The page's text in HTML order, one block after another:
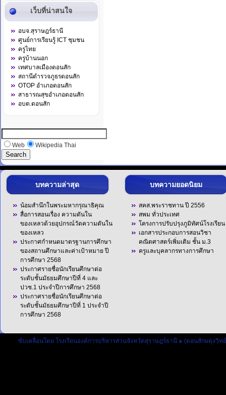
เว็บที่น่าสนใจ
อบจ.สุราษฎร์ธานี
ศูนย์การเรียนรู้ ICT ชุมชน
ครูไทย
ครูบ้านนอก
เทศบาลเมืองดอนสัก
สถานีตำรวจภูธรดอนสัก
OTOP อำเภอดอนสัก
สาธารณสุขอำเภอดอนสัก
อบต.ดอนสัก
Web Wikipedia Thai
บทความล่าสุด
น้อมสำนึกในพระมหากรุณาธิคุณ
สื่อการสอนเรื่อง ความดันใน
ของเหลวด้วยอุปกรณ์วัดความดันใน
ของเหลว
ประกาศกำหนดมาตรฐานการศึกษา
ของสถานศึกษาและค่าเป้าหมาย ปี
การศึกษา 2568
ประกาศรายชื่อนักเรียนศึกษาต่อ
ระดับชั้นมัธยมศึกษาปีที่ 4 และ
ปวช.1 ประจำปีการศึกษา 2568
ประกาศรายชื่อนักเรียนศึกษาต่อ
ระดับชั้นมัธยมศึกษาปีที่ 1 ประจำปี
การศึกษา 2568
บทความยอดนิยม
สคส.พระราชทาน ปี 2556
สพม ทั่วประเทศ
โครงการปรับปรุงภูมิทัศน์โรงเรียน
เอกสารประกอบการสอนวิชา
คณิตศาสตร์เพิ่มเติม ชั้น ม.3
ครูและบุคลากรทางการศึกษา
ขับเคลื่อนโดย โรงเรียนองค์การบริหารส่วนจังหวัดสุราษฎร์ธานี ๑ (ดอนสักผดุงวิท